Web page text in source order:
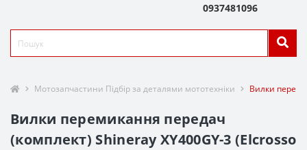
0937481096
Мотозапчастини Підбір за деталями мототехніки Вилки
Вилки перемикання передач
(комплект) Shineray XY400GY-3 (Elcrosso